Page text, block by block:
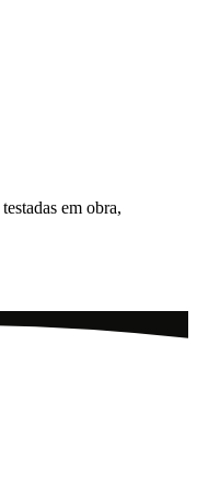
em obra,